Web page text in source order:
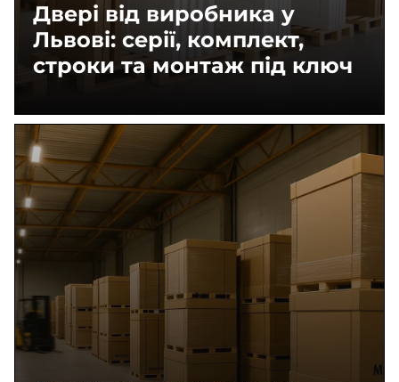
Двері від виробника у
Львові: серії, комплект,
строки та монтаж під ключ